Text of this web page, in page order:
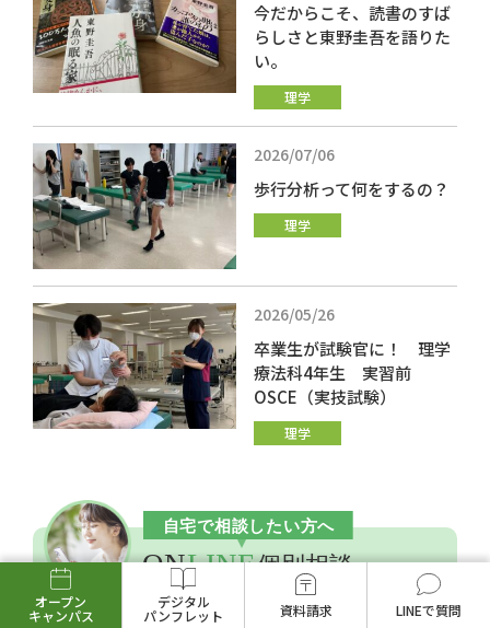
今だからこそ、読書のすば
らしさと東野圭吾を語りた
い。
理学
2026/07/06
歩行分析って何をするの？
理学
2026/05/26
卒業生が試験官に！ 理学
療法科4年生 実習前
OSCE（実技試験）
理学
オープン
キャンパス
デジタル
パンフレット 資料請求 LINEで質問